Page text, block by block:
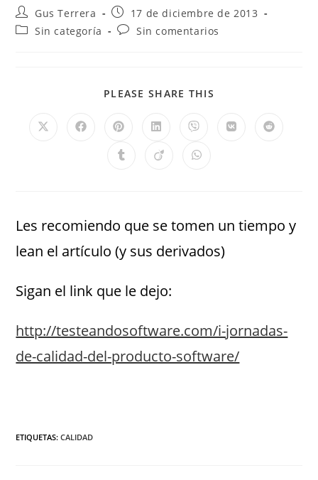
Gus Terrera
17 de diciembre de 2013
Sin categoría
Sin comentarios
PLEASE SHARE THIS
Les recomiendo que se tomen un tiempo y
lean el artículo (y sus derivados)
Sigan el link que le dejo:
http://testeandosoftware.com/i-jornadas-
de-calidad-del-producto-software/
ETIQUETAS:CALIDAD